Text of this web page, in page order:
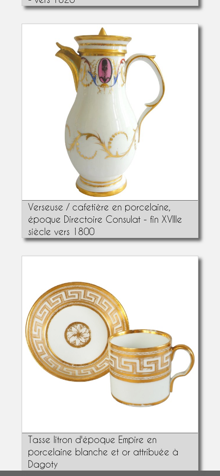
Verseuse / cafetière en porcelaine,
époque Directoire Consulat - fin XVIIIe
siècle vers 1800
Tasse litron d'époque Empire en
porcelaine blanche et or attribuée à
Dagoty